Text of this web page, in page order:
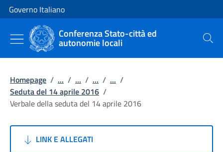
Vai al contenuto
Vai alla navigazione del sito
Governo Italiano
Conferenza Stato-città ed
autonomie locali Cerca
Homepage / ... / ... / ... / ... /
Seduta del 14 aprile 2016 /
Verbale della seduta del 14 aprile 2016
LINK E ALLEGATI